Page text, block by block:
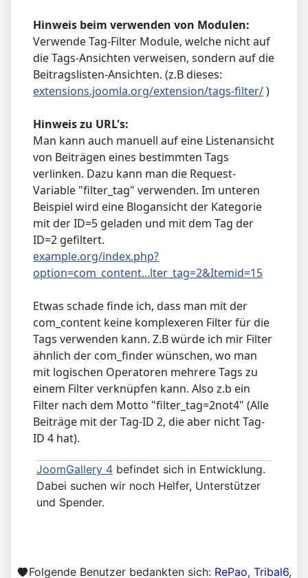
Hinweis beim verwenden von Modulen:
Verwende Tag-Filter Module, welche nicht auf
die Tags-Ansichten verweisen, sondern auf die
Beitragslisten-Ansichten. (z.B dieses:
extensions.joomla.org/extension/tags-filter/)
Hinweis zu URL's:
Man kann auch manuell auf eine Listenansicht
von Beiträgen eines bestimmten Tags
verlinken. Dazu kann man die Request-
Variable "filter_tag" verwenden. Im unteren
Beispiel wird eine Blogansicht der Kategorie
mit der ID=5 geladen und mit dem Tag der
ID=2 gefiltert.
example.org/index.php?
option=com_content...lter_tag=2&Itemid=15
Etwas schade finde ich, dass man mit der
com_content keine komplexeren Filter für die
Tags verwenden kann. Z.B würde ich mir Filter
ähnlich der com_finder wünschen, wo man
mit logischen Operatoren mehrere Tags zu
einem Filter verknüpfen kann. Also z.b ein
Filter nach dem Motto "filter_tag=2not4" (Alle
Beiträge mit der Tag-ID 2, die aber nicht Tag-
ID 4 hat).
JoomGallery 4 befindet sich in Entwicklung.
Dabei suchen wir noch Helfer, Unterstützer
und Spender.
Folgende Benutzer bedankten sich: RePao, Tribal6,